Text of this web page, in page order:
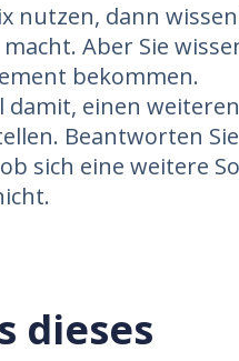
nutzen, dann wissen
Aber Sie
bekommen.
damit, einen weiteren
Beantworten Sie
sich eine weitere
dieses